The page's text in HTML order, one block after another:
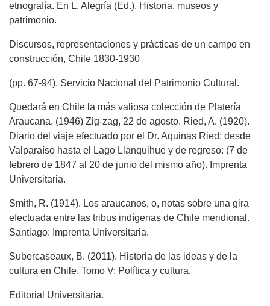
etnografía. En L. Alegría (Ed.), Historia, museos y
patrimonio.
Discursos, representaciones y prácticas de un campo en
construcción, Chile 1830-1930
(pp. 67-94). Servicio Nacional del Patrimonio Cultural.
Quedará en Chile la más valiosa colección de Platería
Araucana. (1946) Zig-zag, 22 de agosto. Ried, A. (1920).
Diario del viaje efectuado por el Dr. Aquinas Ried: desde
Valparaíso hasta el Lago Llanquihue y de regreso: (7 de
febrero de 1847 al 20 de junio del mismo año). Imprenta
Universitaria.
Smith, R. (1914). Los araucanos, o, notas sobre una gira
efectuada entre las tribus indígenas de Chile meridional.
Santiago: Imprenta Universitaria.
Subercaseaux, B. (2011). Historia de las ideas y de la
cultura en Chile. Tomo V: Política y cultura.
Editorial Universitaria.